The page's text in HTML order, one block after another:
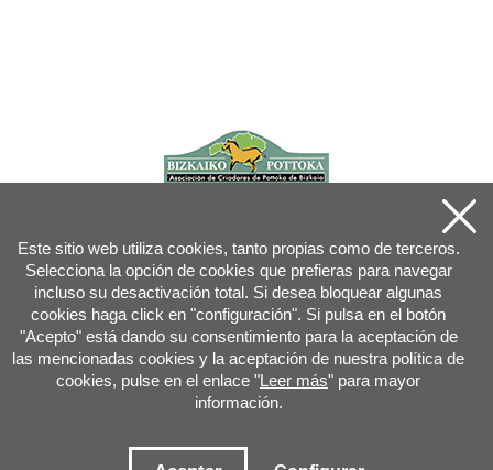
info@pottoka.info
Este sitio web utiliza cookies, tanto propias como de terceros.
Selecciona la opción de cookies que prefieras para navegar
incluso su desactivación total. Si desea bloquear algunas
cookies haga click en "configuración". Si pulsa en el botón
"Acepto" está dando su consentimiento para la aceptación de
las mencionadas cookies y la aceptación de nuestra política de
cookies, pulse en el enlace "Leer más" para mayor
información.